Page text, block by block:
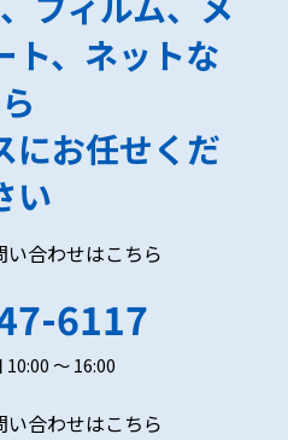
ト、ネットな
ら
にお任せくだ
い
い合わせはこちら
6117
10:00 ～ 16:00
い合わせはこちら